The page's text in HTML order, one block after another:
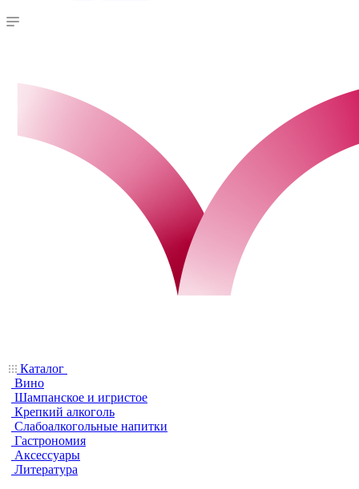
Каталог
Вино
Шампанское и игристое
Крепкий алкоголь
Слабоалкогольные напитки
Гастрономия
Аксессуары
Литература